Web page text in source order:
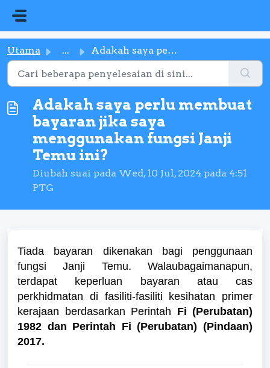
Utama ... Adakah saya perlu membuat bayaran jika saya menggunakan f...
Adakah saya perlu membuat
bayaran jika saya
menggunakan fungsi Janji
Temu ini?
Diubah suai pada Wed, 10 Jul, 2024 pada 4:51
PTG
Tiada bayaran dikenakan bagi penggunaan
fungsi Janji Temu. Walaubagaimanapun,
terdapat keperluan bayaran atau cas
perkhidmatan di fasiliti-fasiliti kesihatan primer
kerajaan berdasarkan Perintah Fi (Perubatan)
1982 dan Perintah Fi (Perubatan) (Pindaan)
2017.